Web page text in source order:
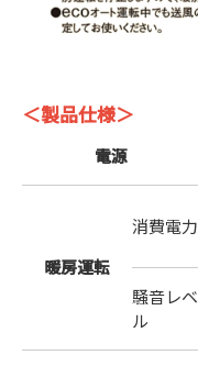
＜製品仕様＞
電源
暖房運転
消費電力
騒音レベ
ル